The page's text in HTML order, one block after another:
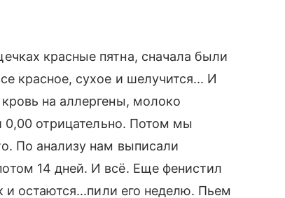
красные пятна, сначала были
красное, сухое и шелучится... И
на аллергены, молоко
0,00 отрицательно. Потом мы
По анализу нам выписали
14 дней. И всё. Еще фенистил
и остаются...пили его неделю. Пьем